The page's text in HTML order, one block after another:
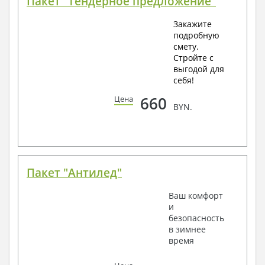
Закажите
подробную
смету.
Стройте с
выгодой для
себя!
Цена 660 BYN.
Пакет "Антилед"
Ваш комфорт
и
безопасность
в зимнее
время